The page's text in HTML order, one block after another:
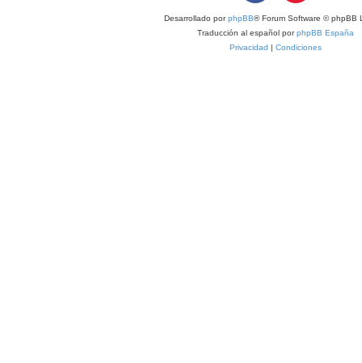
Desarrollado porphpBB® Forum Software © phpBB
Traducción al español porphpBB España
Privacidad | Condiciones